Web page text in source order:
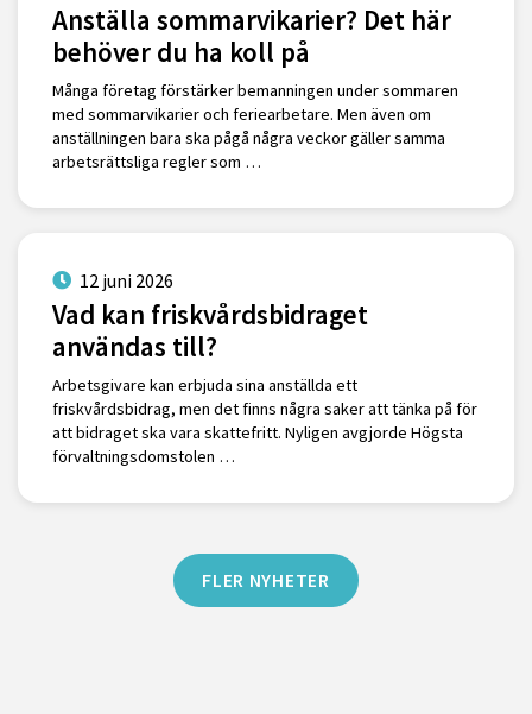
Anställa sommarvikarier? Det här
behöver du ha koll på
Många företag förstärker bemanningen under sommaren
med sommarvikarier och feriearbetare. Men även om
anställningen bara ska pågå några veckor gäller samma
arbetsrättsliga regler som …
12 juni 2026
Vad kan friskvårdsbidraget
användas till?
Arbetsgivare kan erbjuda sina anställda ett
friskvårdsbidrag, men det finns några saker att tänka på för
att bidraget ska vara skattefritt. Nyligen avgjorde Högsta
förvaltningsdomstolen …
FLER NYHETER